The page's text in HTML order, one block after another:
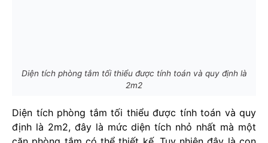
Diện tích phòng tắm tối thiểu được tính toán và quy định là
2m2
Diện tích phòng tắm tối thiểu được tính toán và quy
định là 2m2, đây là mức diện tích nhỏ nhất mà một